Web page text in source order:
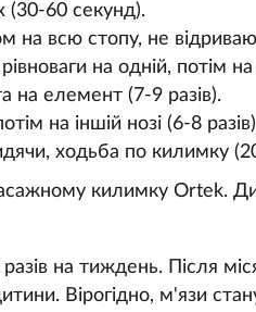
(30-60 секунд).
на всю стопу, не
на одній, потім
на елемент (7-9 разів).
на іншій нозі (6-8
ходьба по килимку
килимку Ortek.
на тиждень. Після
Вірогідно, м'язи